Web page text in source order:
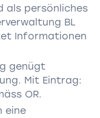
als persönliches
BL
Informationen
genügt
Mit Eintrag:
OR.
eine